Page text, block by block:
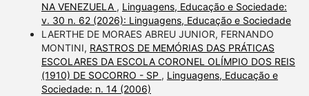
NA VENEZUELA , Linguagens, Educação e Sociedade:
v. 30 n. 62 (2026): Linguagens, Educação e Sociedade
LAERTHE DE MORAES ABREU JUNIOR, FERNANDO
MONTINI, RASTROS DE MEMÓRIAS DAS PRÁTICAS
ESCOLARES DA ESCOLA CORONEL OLÍMPIO DOS REIS
(1910) DE SOCORRO - SP , Linguagens, Educação e
Sociedade: n. 14 (2006)